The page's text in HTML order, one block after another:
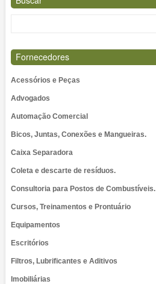
Fornecedores
Acessórios e Peças
Advogados
Automação Comercial
Bicos, Juntas, Conexões e Mangueiras.
Caixa Separadora
Coleta e descarte de resíduos.
Consultoria para Postos de Combustíveis.
Cursos, Treinamentos e Prontuário
Equipamentos
Escritórios
Filtros, Lubrificantes e Aditivos
Imobiliárias